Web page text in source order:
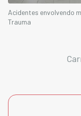
Acidentes envolvendo
Trauma